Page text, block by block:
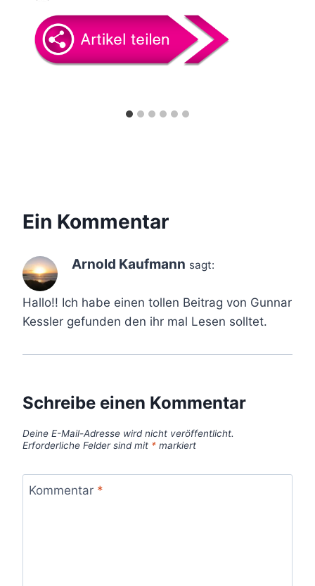
Ein Kommentar
Arnold Kaufmann sagt:
Hallo!! Ich habe einen tollen Beitrag von Gunnar
Kessler gefunden den ihr mal Lesen solltet.
Schreibe einen Kommentar
Deine E-Mail-Adresse wird nicht veröffentlicht.
Erforderliche Felder sind mit * markiert
Kommentar *